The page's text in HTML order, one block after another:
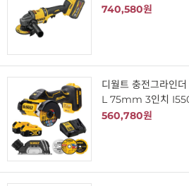
740,580원
디월트 충전그라인
L 75mm 3인치
560,780원